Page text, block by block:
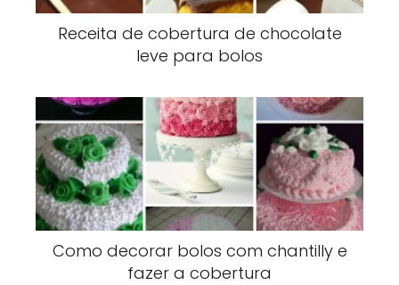
Receita de cobertura de chocolate
leve para bolos
Como decorar bolos com chantilly e
fazer a cobertura